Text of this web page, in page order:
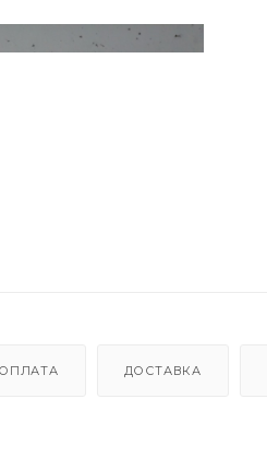
ОПЛАТА ДОСТАВКА